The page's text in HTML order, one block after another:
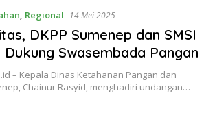
, Regional 14 Mei 2025
DKPP Sumenep dan SMSI
Swasembada Pangan
– Kepala Dinas Ketahanan Pangan dan
Chainur Rasyid, menghadiri undangan…